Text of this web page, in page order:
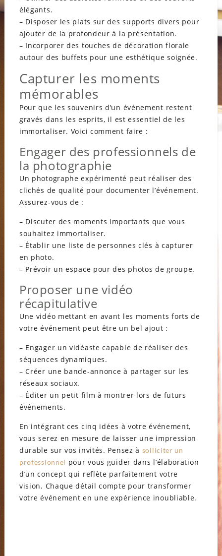
élégants.
– Disposer les plats sur des supports divers pour
ajouter de la profondeur à la présentation.
– Incorporer des touches de décoration florale
autour des buffets pour une esthétique soignée.
Capturer les moments
mémorables
Pour que les souvenirs d’un événement restent
gravés dans les esprits, il est essentiel de les
immortaliser. Voici comment faire :
Engager des professionnels de
la photographie
Un photographe expérimenté peut réaliser des
clichés de qualité pour documenter l’événement.
Assurez-vous de :
– Discuter des moments importants que vous
souhaitez immortaliser.
– Établir une liste de personnes clés à capturer
en photo.
– Prévoir un espace pour des photos de groupe.
Proposer une vidéo
récapitulative
Une vidéo mettant en avant les moments forts de
votre événement peut être un bel ajout :
– Engager un vidéaste capable de réaliser des
séquences dynamiques.
– Créer une bande-annonce à partager sur les
réseaux sociaux.
– Éditer un petit film à montrer lors de futurs
événements.
En intégrant ces cinq idées à votre événement,
vous serez en mesure de laisser une impression
durable sur vos invités. Pensez à solliciter un
professionnel pour vous guider dans l’élaboration
d’un concept qui reflète parfaitement votre
vision. Chaque détail compte pour transformer
votre événement en une expérience inoubliable.